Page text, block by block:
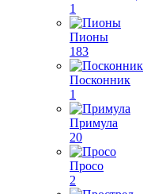
1
Пионы
183
Посконник
1
Примула
20
Просо
2